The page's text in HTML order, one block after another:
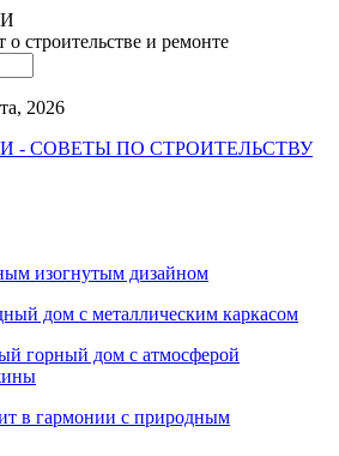
строительстве и ремонте
2026
- СОВЕТЫ ПО СТРОИТЕЛЬСТВУ
изогнутым дизайном
дом с металлическим каркасом
горный дом с атмосферой
в гармонии с природным